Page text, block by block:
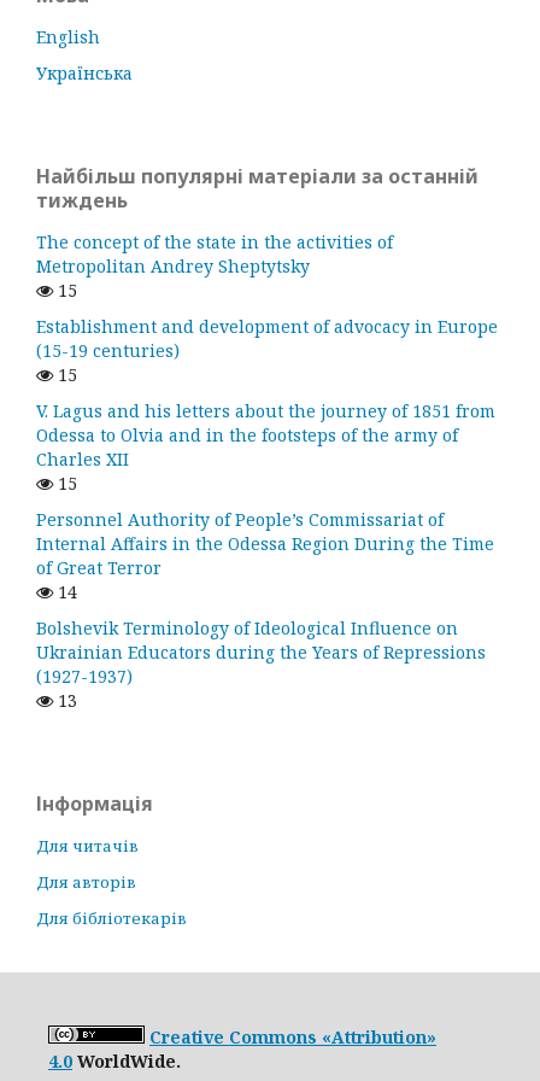
English
Українська
Найбільш популярні матеріали за останній
тиждень
The concept of the state in the activities of
Metropolitan Andrey Sheptytsky
15
Establishment and development of advocacy in Europe
(15-19 centuries)
15
V. Lagus and his letters about the journey of 1851 from
Odessa to Olvia and in the footsteps of the army of
Charles XII
15
Personnel Authority of People’s Commissariat of
Internal Affairs in the Odessa Region During the Time
of Great Terror
14
Bolshevik Terminology of Ideological Influence on
Ukrainian Educators during the Years of Repressions
(1927-1937)
13
Інформація
Для читачів
Для авторів
Для бібліотекарів
Creative Commons «Attribution»
4.0 WorldWide.